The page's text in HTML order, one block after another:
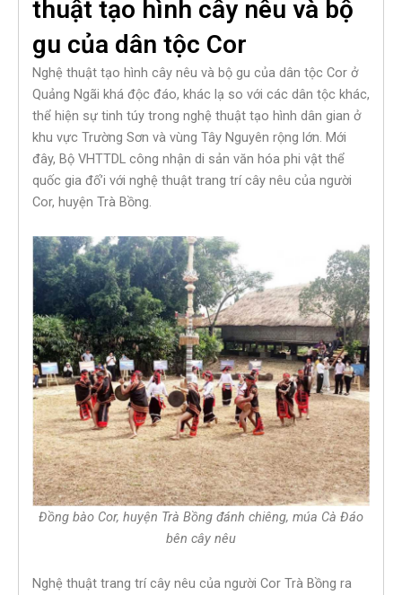
thuật tạo hình cây nêu và bộ
gu của dân tộc Cor
Nghệ thuật tạo hình cây nêu và bộ gu của dân tộc Cor ở
Quảng Ngãi khá độc đáo, khác lạ so với các dân tộc khác,
thể hiện sự tinh túy trong nghệ thuật tạo hình dân gian ở
khu vực Trường Sơn và vùng Tây Nguyên rộng lớn. Mới
đây, Bộ VHTTDL công nhận di sản văn hóa phi vật thể
quốc gia đố’i với nghệ thuật trang trí cây nêu của người
Cor, huyện Trà Bồng.
Đồng bào Cor, huyện Trà Bồng đánh chiêng, múa Cà Đáo
bên cây nêu
Nghệ thuật trang trí cây nêu của người Cor Trà Bồng ra